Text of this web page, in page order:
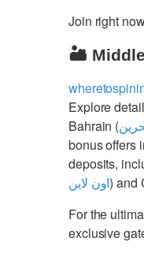
Join right
🏜️ Middle
Explore
Bahrain (
bonus offers
deposits,
اون لاين) and
For the
exclusive